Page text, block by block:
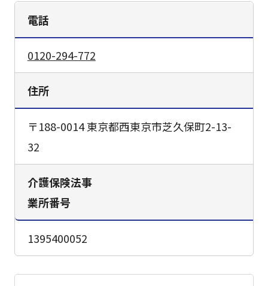
電話
0120-294-772
住所
〒188-0014 東京都西東京市芝久保町2-13-
32
介護保険法事
業所番号
1395400052